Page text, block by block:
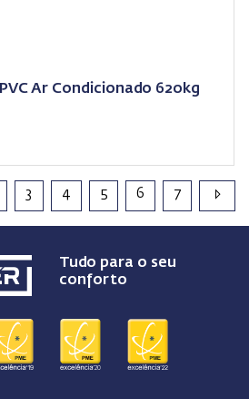
Ar Condicionado 620kg
3 4 5 6 7
Tudo para o seu
conforto